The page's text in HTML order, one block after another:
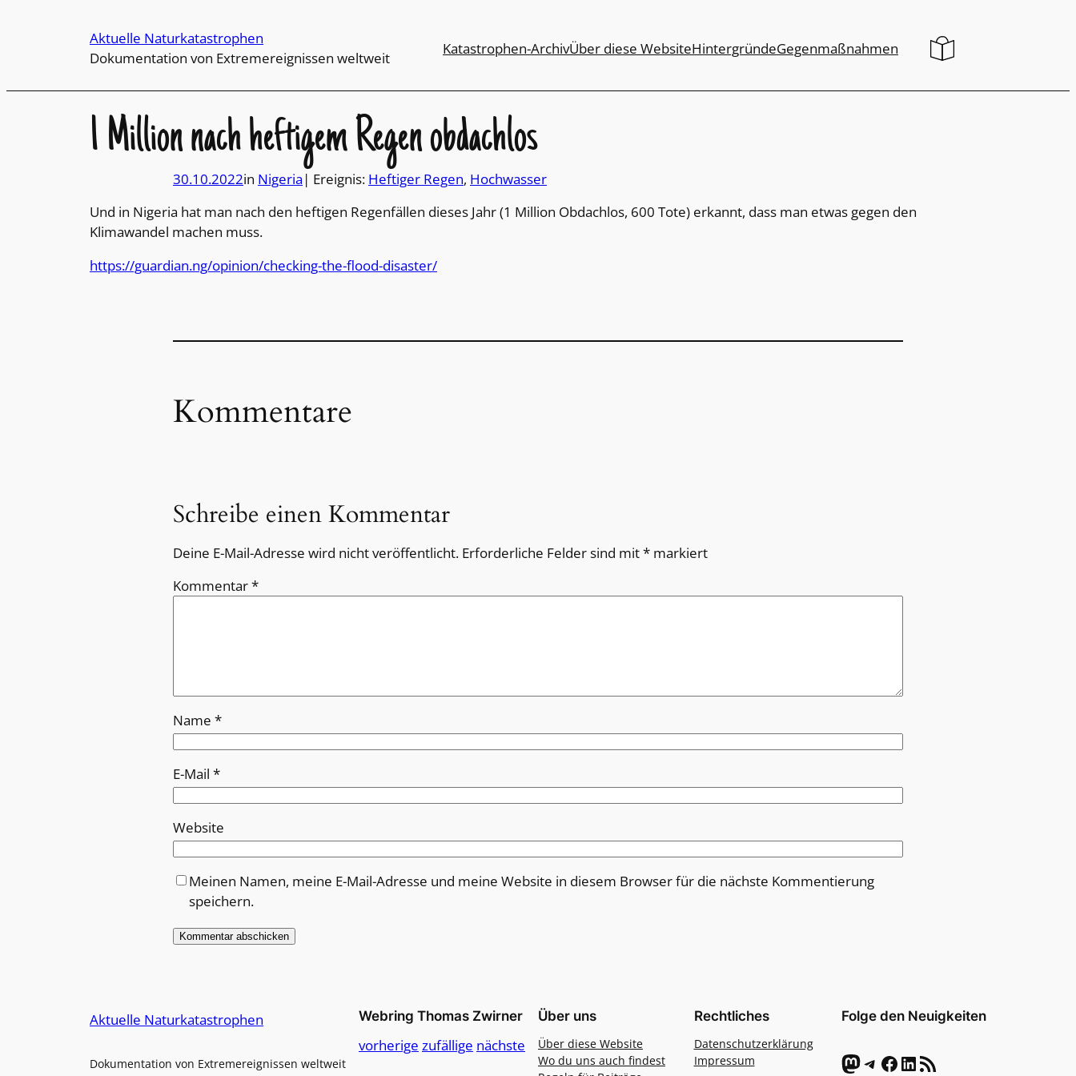
Aktuelle Naturkatastrophen
Dokumentation von Extremereignissen weltweit
Katastrophen-ArchivÜber diese WebsiteHintergründeGegenmaßnahmen
1 Million nach heftigem Regen obdachlos
30.10.2022in Nigeria | Ereignis: Heftiger Regen, Hochwasser
Und in Nigeria hat man nach den heftigen Regenfällen dieses Jahr (1 Million Obdachlos, 600 Tote) erkannt, dass man etwas gegen den
Klimawandel machen muss.
https://guardian.ng/opinion/checking-the-flood-disaster/
Kommentare
Schreibe einen Kommentar
Deine E-Mail-Adresse wird nicht veröffentlicht. Erforderliche Felder sind mit* markiert
Kommentar*
Name *
E-Mail *
Website
Meinen Namen, meine E-Mail-Adresse und meine Website in diesem Browser für die nächste Kommentierung
speichern.
Aktuelle Naturkatastrophen
Dokumentation von Extremereignissen weltweit
Webring Thomas Zwirner
vorherige zufällige nächste
Über uns
Über diese Website
Wo du uns auch findest
Rechtliches
Datenschutzerklärung
Impressum
Folge den Neuigkeiten
Mastodon Telegram Facebook LinkedIn RSS-Feed